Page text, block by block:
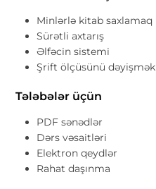
Minlərlə kitab saxlamaq
Sürətli axtarış
Əlfəcin sistemi
Şrift ölçüsünü dəyişmək
Tələbələr üçün
PDF sənədlər
Dərs vəsaitləri
Elektron qeydlər
Rahat daşınma